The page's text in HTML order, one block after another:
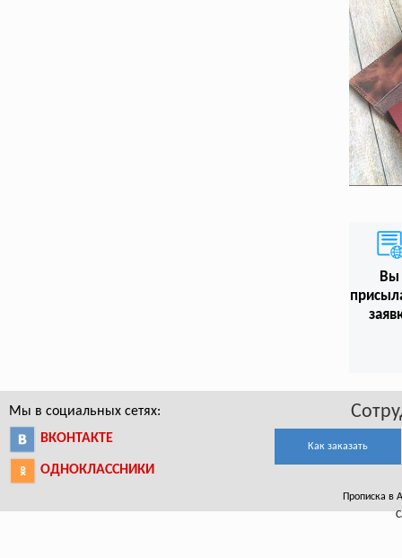
Вы
Мы в социальных сетях:
ВКОНТАКТЕ
ОДНОКЛАССНИКИ
Как заказать
Прописка в